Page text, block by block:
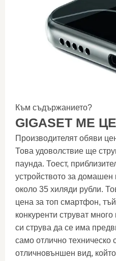
Към съдържанието?
GIGASET ME
Производителят обяви
Това удоволствие ще
паунда. Тоест,
устройството за
около 35 хиляди рубли.
цена за топ смартфон,
конкуренти струват
си струва да се има
само отлично техническо
отличновъншен вид,